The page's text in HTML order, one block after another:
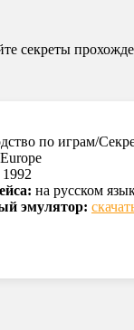
секреты
по играм/
1992
на русском
эмулятор: